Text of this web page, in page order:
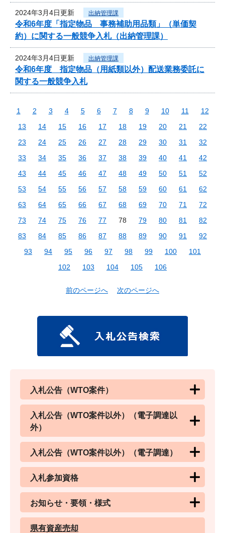
2024年3月4日更新 出納管理課
令和6年度「指定物品 事務補助用品類」（単価契
約）に関する一般競争入札（出納管理課）
2024年3月4日更新 出納管理課
令和6年度 指定物品（用紙類以外）配送業務委託に
関する一般競争入札
1 2 3 4 5 6 7 8 9 10 11
12
13
14 15 16 17 18 19 20 21
22
23
24 25 26 27 28 29 30 31
32
33
34 35 36 37 38 39 40 41
42
43
44 45 46 47 48 49 50 51
52
53
54 55 56 57 58 59 60 61
62
63
64 65 66 67 68 69 70 71
72
73
74 75 76 77 78 79 80 81
82
83
84 85 86 87 88 89 90 91
92
93
94 95 96 97 98 99 100
101
102
103 104 105 106
前のページへ 次のページへ
入札公告（WTO案件）
入札公告（WTO案件以外）（電子調達以
外）
入札公告（WTO案件以外）（電子調達）
入札参加資格
お知らせ・要領・様式
県有資産売却